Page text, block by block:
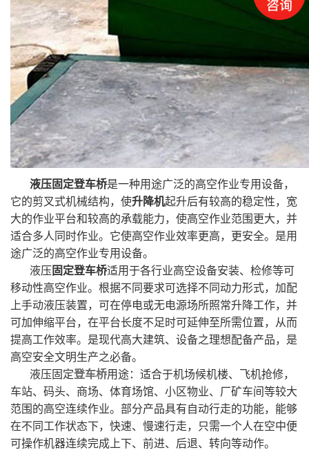
液压固定登车桥是一种用途广泛的高空作业专用设备，
它的剪叉式机械结构，使升降机起升后有较高的稳定性，宽
大的作业平台和较高的承载能力，使高空作业范围更大，并
适合多人同时作业。它使高空作业效率更高，更安全。是用
途广泛的高空作业专用设备。
液压 固定登车桥适用于各行业高空设备安装、检修等可
移动性高空作业。根据不同要求可选择不同动力形式，加配
上手动液压装置，可在停电或无电源场所照常升降工作，并
可加伸缩平台，在平台长度不足时可延伸至所需位置，从而
提高工作效率。是现代高大建筑、设备之理想配备产品，是
高空安全文明生产之必备。
液压固定登车桥用途：适合于机场候机楼、飞机抢修，
车站、码头、商场、体育场馆、小区物业、厂矿车间等较大
范围的高空连续作业。部分产品具有自动行走的功能，能够
在不同工作状态下，快速、慢速行走，只需一个人在空中便
可操作机器连续完成上下、前进、后退、转向等动作。